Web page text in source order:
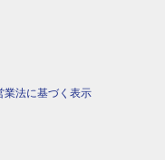
業法に基づく表示